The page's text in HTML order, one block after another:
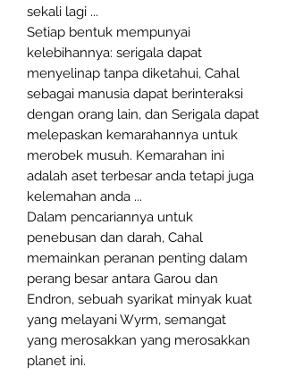
sekali lagi ...
Setiap bentuk mempunyai
kelebihannya: serigala dapat
menyelinap tanpa diketahui, Cahal
sebagai manusia dapat berinteraksi
dengan orang lain, dan Serigala dapat
melepaskan kemarahannya untuk
merobek musuh. Kemarahan ini
adalah aset terbesar anda tetapi juga
kelemahan anda ...
Dalam pencariannya untuk
penebusan dan darah, Cahal
memainkan peranan penting dalam
perang besar antara Garou dan
Endron, sebuah syarikat minyak kuat
yang melayani Wyrm, semangat
yang merosakkan yang merosakkan
planet ini.